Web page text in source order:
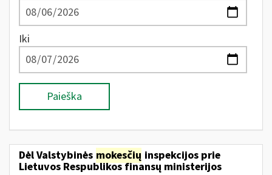
Iki
Paieška
Dėl Valstybinės mokesčių inspekcijos prie
Lietuvos Respublikos finansų ministerijos